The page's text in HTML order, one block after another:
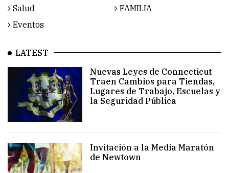
Salud
FAMILIA
Eventos
LATEST
Nuevas Leyes de Connecticut
Traen Cambios para Tiendas,
Lugares de Trabajo, Escuelas y
la Seguridad Pública
Invitación a la Media Maratón
de Newtown